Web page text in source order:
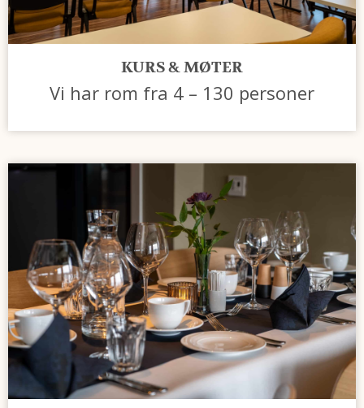
KURS & MØTER
Vi har rom fra 4 – 130 personer